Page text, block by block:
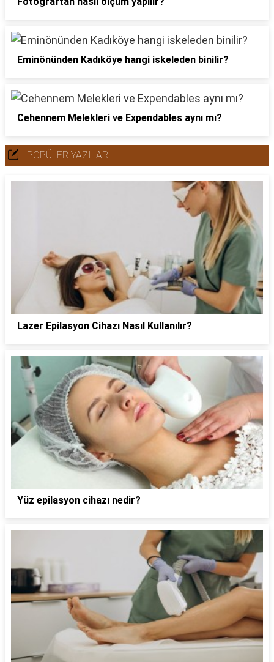
Eminönünden Kadıköye hangi iskeleden binilir?
Cehennem Melekleri ve Expendables aynı mı?
POPÜLER YAZILAR
Lazer Epilasyon Cihazı Nasıl Kullanılır?
Yüz epilasyon cihazı nedir?